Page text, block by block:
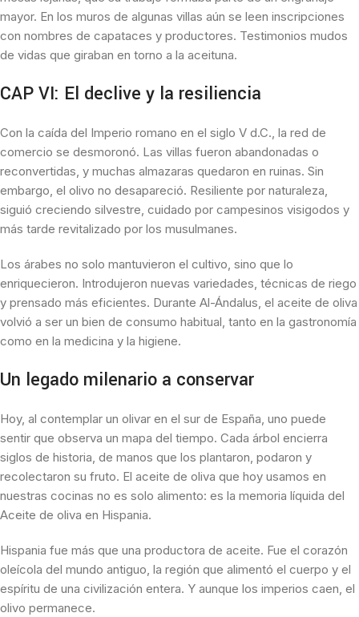
mayor. En los muros de algunas villas aún se leen inscripciones
con nombres de capataces y productores. Testimonios mudos
de vidas que giraban en torno a la aceituna.
CAP VI: El declive y la resiliencia
Con la caída del Imperio romano en el siglo V d.C., la red de
comercio se desmoronó. Las villas fueron abandonadas o
reconvertidas, y muchas almazaras quedaron en ruinas. Sin
embargo, el olivo no desapareció. Resiliente por naturaleza,
siguió creciendo silvestre, cuidado por campesinos visigodos y
más tarde revitalizado por los musulmanes.
Los árabes no solo mantuvieron el cultivo, sino que lo
enriquecieron. Introdujeron nuevas variedades, técnicas de riego
y prensado más eficientes. Durante Al-Ándalus, el aceite de oliva
volvió a ser un bien de consumo habitual, tanto en la gastronomía
como en la medicina y la higiene.
Un legado milenario a conservar
Hoy, al contemplar un olivar en el sur de España, uno puede
sentir que observa un mapa del tiempo. Cada árbol encierra
siglos de historia, de manos que los plantaron, podaron y
recolectaron su fruto. El aceite de oliva que hoy usamos en
nuestras cocinas no es solo alimento: es la memoria líquida del
Aceite de oliva en Hispania.
Hispania fue más que una productora de aceite. Fue el corazón
oleícola del mundo antiguo, la región que alimentó el cuerpo y el
espíritu de una civilización entera. Y aunque los imperios caen, el
olivo permanece.